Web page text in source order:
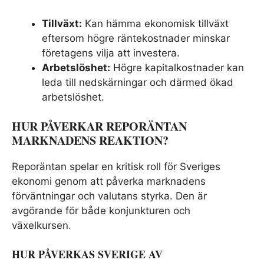
Tillväxt: Kan hämma ekonomisk tillväxt
eftersom högre räntekostnader minskar
företagens vilja att investera.
Arbetslöshet: Högre kapitalkostnader kan
leda till nedskärningar och därmed ökad
arbetslöshet.
HUR PÅVERKAR REPORÄNTAN
MARKNADENS REAKTION?
Reporäntan spelar en kritisk roll för Sveriges
ekonomi genom att påverka marknadens
förväntningar och valutans styrka. Den är
avgörande för både konjunkturen och
växelkursen.
HUR PÅVERKAS SVERIGE AV